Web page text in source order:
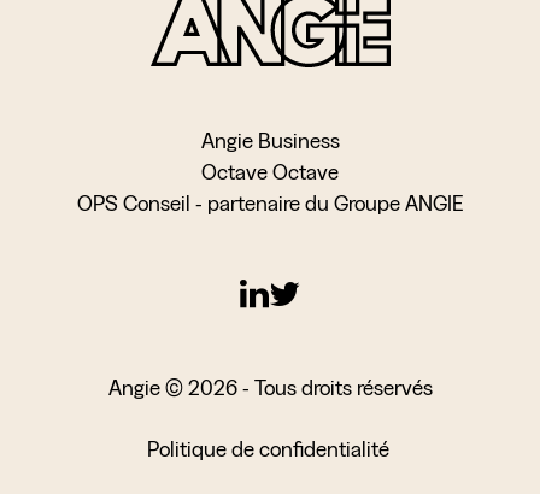
Angie Business
Octave Octave
OPS Conseil - partenaire du Groupe ANGIE
Angie © 2026 - Tous droits réservés
Politique de confidentialité